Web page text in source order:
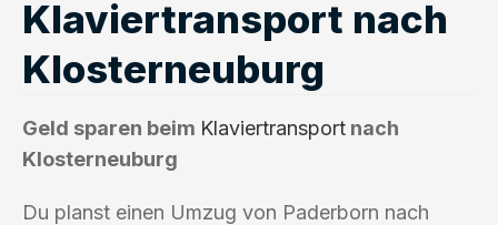
Klaviertransport nach
Klosterneuburg
Geld sparen beim Klaviertransport nach
Klosterneuburg
Du planst einen Umzug von Paderborn nach